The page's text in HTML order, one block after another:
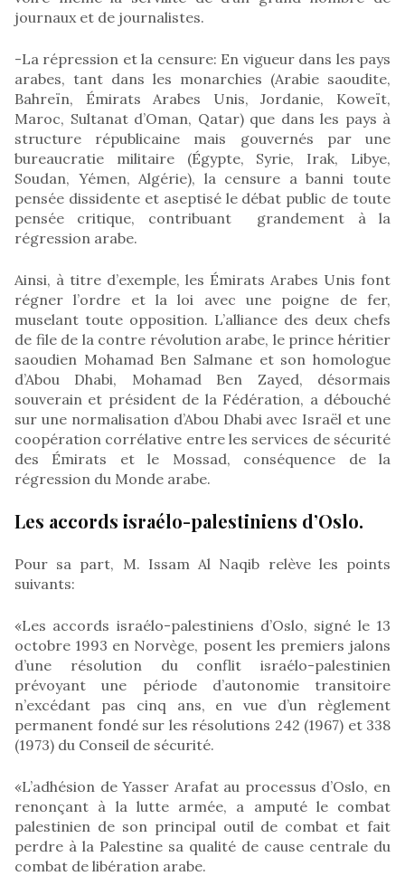
journaux et de journalistes.
-La répression et la censure: En vigueur dans les pays
arabes, tant dans les monarchies (Arabie saoudite,
Bahreïn, Émirats Arabes Unis, Jordanie, Koweït,
Maroc, Sultanat d’Oman, Qatar) que dans les pays à
structure républicaine mais gouvernés par une
bureaucratie militaire (Égypte, Syrie, Irak, Libye,
Soudan, Yémen, Algérie), la censure a banni toute
pensée dissidente et aseptisé le débat public de toute
pensée critique, contribuant grandement à la
régression arabe.
Ainsi, à titre d’exemple, les Émirats Arabes Unis font
régner l’ordre et la loi avec une poigne de fer,
muselant toute opposition. L’alliance des deux chefs
de file de la contre révolution arabe, le prince héritier
saoudien Mohamad Ben Salmane et son homologue
d’Abou Dhabi, Mohamad Ben Zayed, désormais
souverain et président de la Fédération, a débouché
sur une normalisation d’Abou Dhabi avec Israël et une
coopération corrélative entre les services de sécurité
des Émirats et le Mossad, conséquence de la
régression du Monde arabe.
Les accords israélo-palestiniens d’Oslo.
Pour sa part, M. Issam Al Naqib relève les points
suivants:
«Les accords israélo-palestiniens d’Oslo, signé le 13
octobre 1993 en Norvège, posent les premiers jalons
d’une résolution du conflit israélo-palestinien
prévoyant une période d’autonomie transitoire
n’excédant pas cinq ans, en vue d’un règlement
permanent fondé sur les résolutions 242 (1967) et 338
(1973) du Conseil de sécurité.
«L’adhésion de Yasser Arafat au processus d’Oslo, en
renonçant à la lutte armée, a amputé le combat
palestinien de son principal outil de combat et fait
perdre à la Palestine sa qualité de cause centrale du
combat de libération arabe.